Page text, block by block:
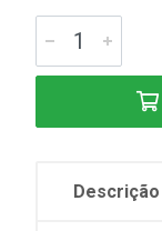
Descrição